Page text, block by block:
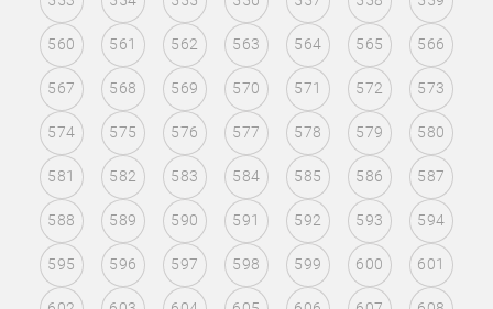
560 561 562 563 564 565 566
567 568 569 570 571 572 573
574 575 576 577 578 579 580
581 582 583 584 585 586 587
588 589 590 591 592 593 594
595 596 597 598 599 600 601